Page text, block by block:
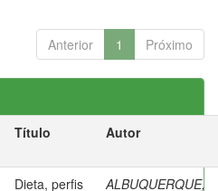
Anterior 1 Próximo
Título Autor
Dieta, perfis
ALBUQUERQUE,